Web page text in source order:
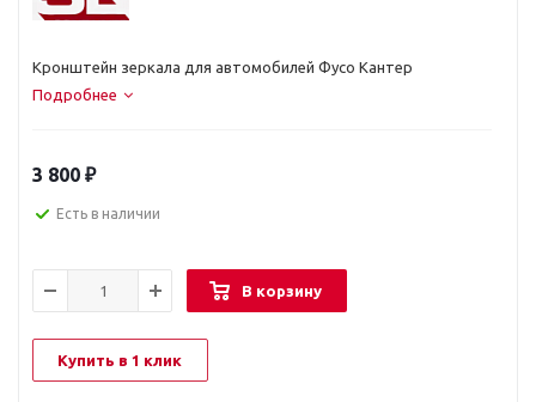
Кронштейн зеркала для автомобилей Фусо Кантер
Подробнее
3 800 ₽
Есть в наличии
В корзину
Купить в 1 клик